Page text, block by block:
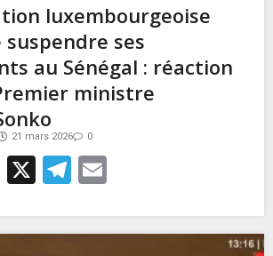
luxembourgeoise
suspendre ses
au Sénégal : réaction
ministre
21 mars 2026 0
Twitter
X Telegram